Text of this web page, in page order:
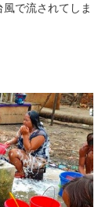
で流されてしま